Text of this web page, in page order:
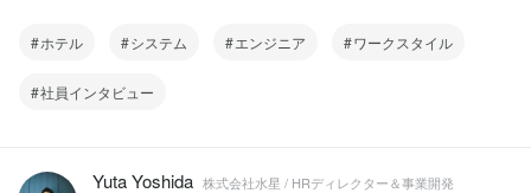
ホテル システム エンジニア ワークスタイル
社員インタビュー
Yuta Yoshida 株式会社水星 / HRディレクター＆事業開発